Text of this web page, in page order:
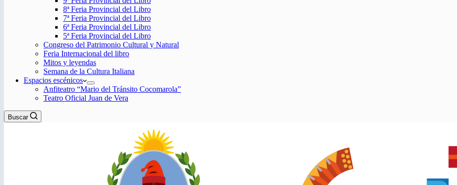
8ª Feria Provincial del Libro
7ª Feria Provincial del Libro
6ª Feria Provincial del Libro
5ª Feria Provincial del Libro
Congreso del Patrimonio Cultural y Natural
Feria Internacional del libro
Mitos y leyendas
Semana de la Cultura Italiana
Espacios escénicos
Anfiteatro “Mario del Tránsito Cocomarola”
Teatro Oficial Juan de Vera
Buscar